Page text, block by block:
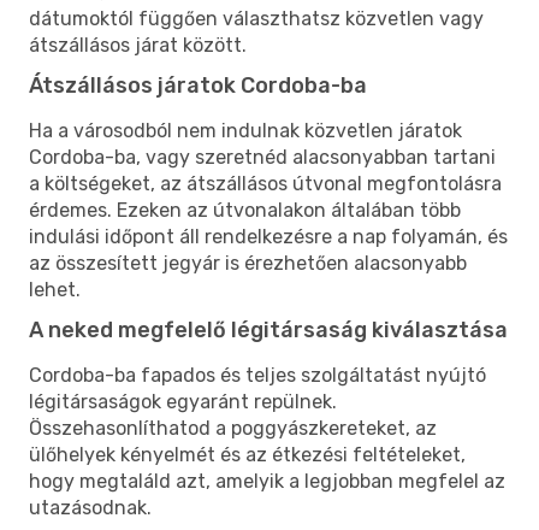
dátumoktól függően választhatsz közvetlen vagy
átszállásos járat között.
Átszállásos járatok Cordoba-ba
Ha a városodból nem indulnak közvetlen járatok
Cordoba-ba, vagy szeretnéd alacsonyabban tartani
a költségeket, az átszállásos útvonal megfontolásra
érdemes. Ezeken az útvonalakon általában több
indulási időpont áll rendelkezésre a nap folyamán, és
az összesített jegyár is érezhetően alacsonyabb
lehet.
A neked megfelelő légitársaság kiválasztása
Cordoba-ba fapados és teljes szolgáltatást nyújtó
légitársaságok egyaránt repülnek.
Összehasonlíthatod a poggyászkereteket, az
ülőhelyek kényelmét és az étkezési feltételeket,
hogy megtaláld azt, amelyik a legjobban megfelel az
utazásodnak.